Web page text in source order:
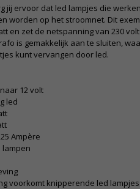
jij ervoor dat led lampjes die
worden op het stroomnet. Dit
en zet de netspanning van 230
is gemakkelijk aan te sluiten,
kunt vervangen door led.
12 volt
led
Ampère
lampen
voorkomt knipperende led lampjes